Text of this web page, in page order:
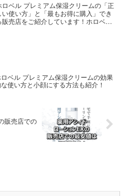
ロベル プレミアム保湿クリームの「正
い使い方」と「最もお得に購入」でき
販売店をご紹介しています！ホロベル
ベル プレミアム保湿クリームの効果
使い方と小顔にする方法も紹介！
販売店での